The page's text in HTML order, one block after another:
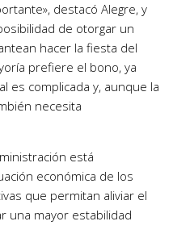
destacó Alegre, y
de otorgar un
hacer la fiesta del
prefiere el bono, ya
es complicada y, aunque la
necesita
está
económica de los
que permitan aliviar el
una mayor estabilidad